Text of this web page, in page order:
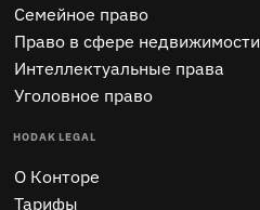
Семейное право
Право в сфере недвижимости
Интеллектуальные права
Уголовное право
HODAK LEGAL
O Конторе
Тарифы